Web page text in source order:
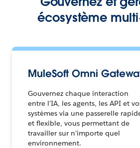
écosystème
MuleSoft Omni
Gouvernez chaque interaction
entre l'IA, les agents, les API et
systèmes via une passerelle
et flexible, vous permettant de
travailler sur n'importe quel
environnement.